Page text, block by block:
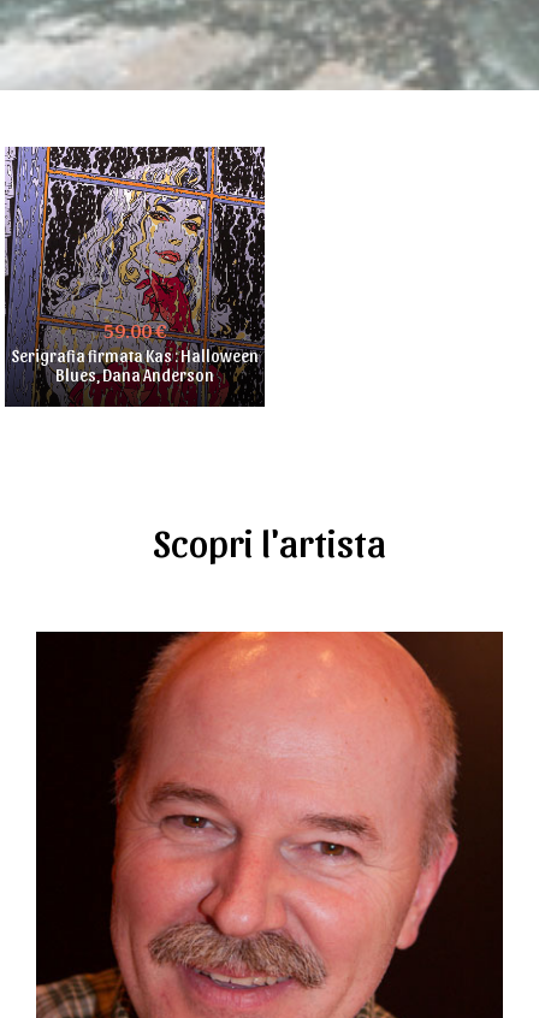
59.00 €
Serigrafia firmata Kas : Halloween
Blues, Dana Anderson
Scopri l'artista